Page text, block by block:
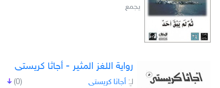
يجمع
رواية اللغز المثير - أجاثا كريستى
(0) لـِ: أجاثا كريستى